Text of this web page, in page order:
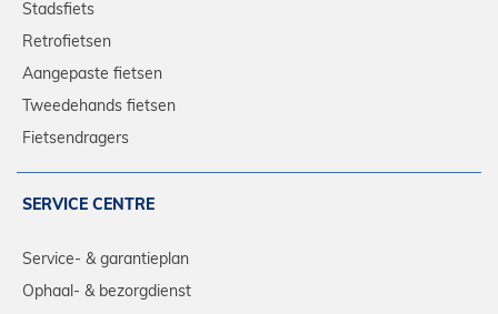
Stadsfiets
Retrofietsen
Aangepaste fietsen
Tweedehands fietsen
Fietsendragers
SERVICE CENTRE
Service- & garantieplan
Ophaal- & bezorgdienst